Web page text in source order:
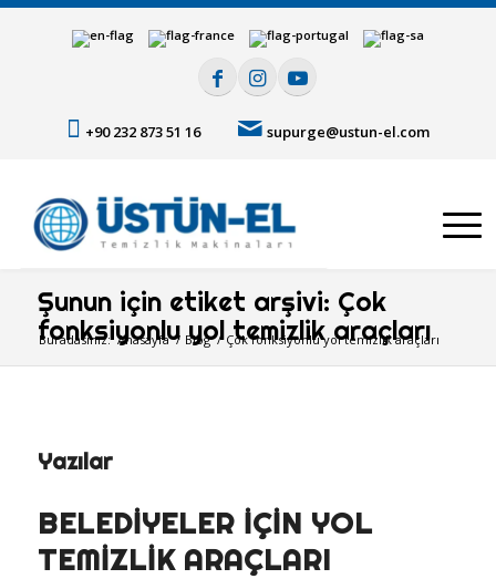
+90 232 873 51 16 supurge@ustun-el.com
Şunun için etiket arşivi: Çok
fonksiyonlu yol temizlik araçları
Buradasınız: Anasayfa / Blog / Çok fonksiyonlu yol temizlik araçları
Yazılar
BELEDIYELER İÇIN YOL
TEMIZLIK ARAÇLARI